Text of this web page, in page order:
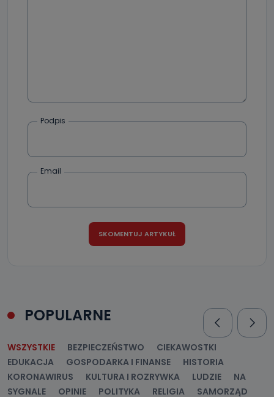
e-mailowo pod adresem: poczta@tvproart.pl
Podpis
Email
POPULARNE
WSZYSTKIE BEZPIECZEŃSTWO
CIEKAWOSTKI
EDUKACJA
GOSPODARKA I FINANSE
HISTORIA
KORONAWIRUS
KULTURA I ROZRYWKA LUDZIE
NA
SYGNALE
OPINIE POLITYKA RELIGIA
SAMORZĄD